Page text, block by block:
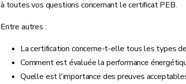
à toutes vos questions concernant le certificat PEB.
Entre autres :
La certification concerne-t-elle tous les types
Comment est évaluée la performance
Quelle est l'importance des preuves